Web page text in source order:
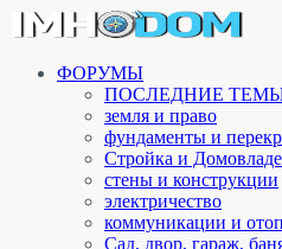
ФОРУМЫ
ПОСЛЕДНИЕ
земля и право
фундаменты и
Стройка и
стены и конструкции
электричество
коммуникации и
Cад, двор, гараж,